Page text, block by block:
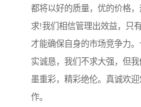
都将以好的质量，优的价格
求!我们相信管理出效益，只
才能确保自身的市场竞争力
实诚恳，我们不求大强，但
墨重彩，精彩绝伦。真诚欢
作。